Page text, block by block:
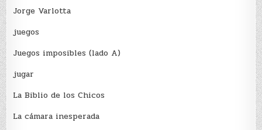
Jorge Varlotta
juegos
Juegos imposibles (lado A)
jugar
La Biblio de los Chicos
La cámara inesperada